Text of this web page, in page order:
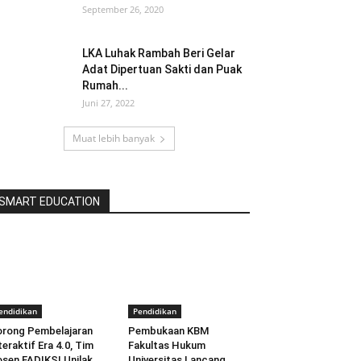
September 26, 2020
LKA Luhak Rambah Beri Gelar
Adat Dipertuan Sakti dan Puak
Rumah...
Juni 27, 2022
Muat lebih banyak
EDUCATION
Pembelajaran
Era 4.0, Tim
Pendidikan
Pembukaan KBM
Fakultas Hukum